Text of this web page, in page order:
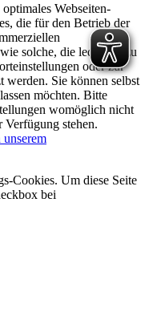
Webseiten-
die für den Betrieb der
solche, die lediglich zu
oder zur
werden. Sie können selbst
möchten. Bitte
womöglich nicht
Verfügung stehen.
Cookies. Um diese Seite
bei